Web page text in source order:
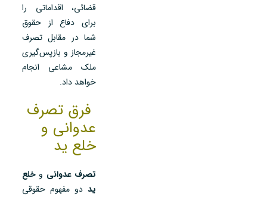
قضائی، اقداماتی را
برای دفاع از حقوق
شما در مقابل تصرف
غیرمجاز و بازپس‌گیری
ملک مشاعی انجام
خواهد داد.
فرق تصرف
عدوانی و
خلع ید
تصرف عدوانی و خلع
یددو مفهوم حقوقی